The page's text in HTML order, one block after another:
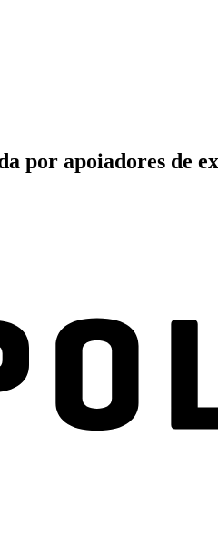
por apoiadores de